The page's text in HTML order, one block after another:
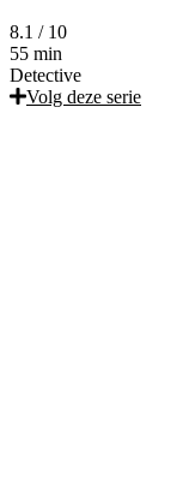
8.1 / 10
55 min
Detective
Volg deze serie